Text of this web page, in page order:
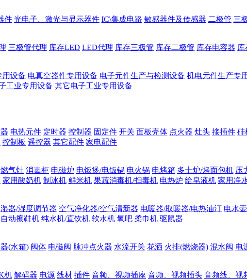
件 光电子、激光与显示器件 IC\集成电路 敏感器件及传感器 二极管 三
三极管代理 库存LED LED代理 库存三极管 库存二极管 库存电容器
用设备 电真空器件专用设备 电子元件生产与检测设备 机电元件生产专
工业专用设备 其它电子工业专用设备
电热元件 定时器 控制器 固定件 开关 面板壳体 点火器 灶头 接插件 硅
控制板 遥控器 其它配件 家电配件
燃气灶 消毒柜 电磁炉 电饭煲/电饭锅 电火锅 电烤箱 多士炉/烤面包机 压
家用酸奶机 制冰机 鲜米机 果蔬消毒机/扫毒机 电热炉 给皂液机 家用净
器/湿度调节器 空气净化器/空气清新器 电暖器/取暖器/电热油汀 电水
自动擦鞋机 纯水机/直饮机 软水机 氧吧 柔巾机 驱鼠器
(水箱) 阀体 电磁阀 脉冲点火器 水流开关 花洒 火排(燃烧器) 混水阀 电
机 解码器 电源 线材 插件 音频、视频插座 音频、视频插头 音频线、视